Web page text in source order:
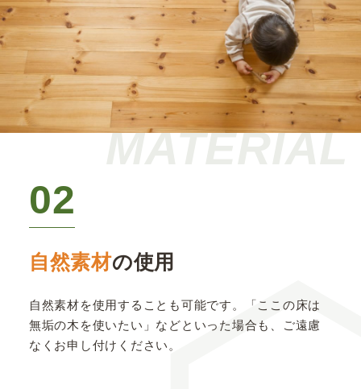
MATERIAL
02
自然素材の使用
自然素材を使用することも可能です。「ここの床は
無垢の木を使いたい」などといった場合も、ご遠慮
なくお申し付けください。